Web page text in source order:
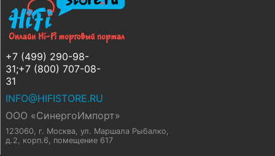
+7 (499) 290-98-
31;+7 (800) 707-08-
31
INFO@HIFISTORE.RU
ООО «СинергоИмпорт»
123060, г. Москва, ул. Маршала Рыбалко,
д.2, корп.6, помещение 617